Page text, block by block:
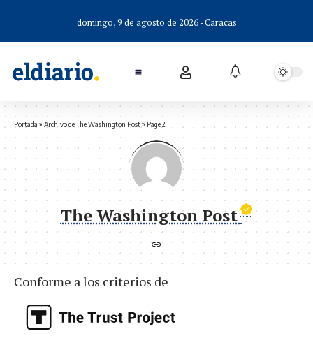
domingo, 9 de agosto de 2026 - Caracas
Portada » Archivo de The Washington Post» Page 2
The Washington Post
Conforme a los criterios de